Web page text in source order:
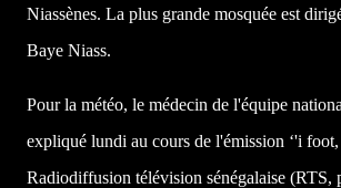
Niassènes. La plus grande mosquée est
Baye Niass.
Pour la météo, le médecin de l'équipe
expliqué lundi au cours de l'émission ‘'i
Radiodiffusion télévision sénégalaise (RTS,